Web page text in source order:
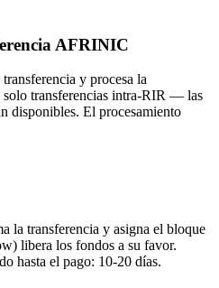
AFRINIC
y procesa la
transferencias intra-RIR — las
disponibles. El procesamiento
la transferencia y asigna el bloque
libera los fondos a su favor.
hasta el pago: 10-20 días.